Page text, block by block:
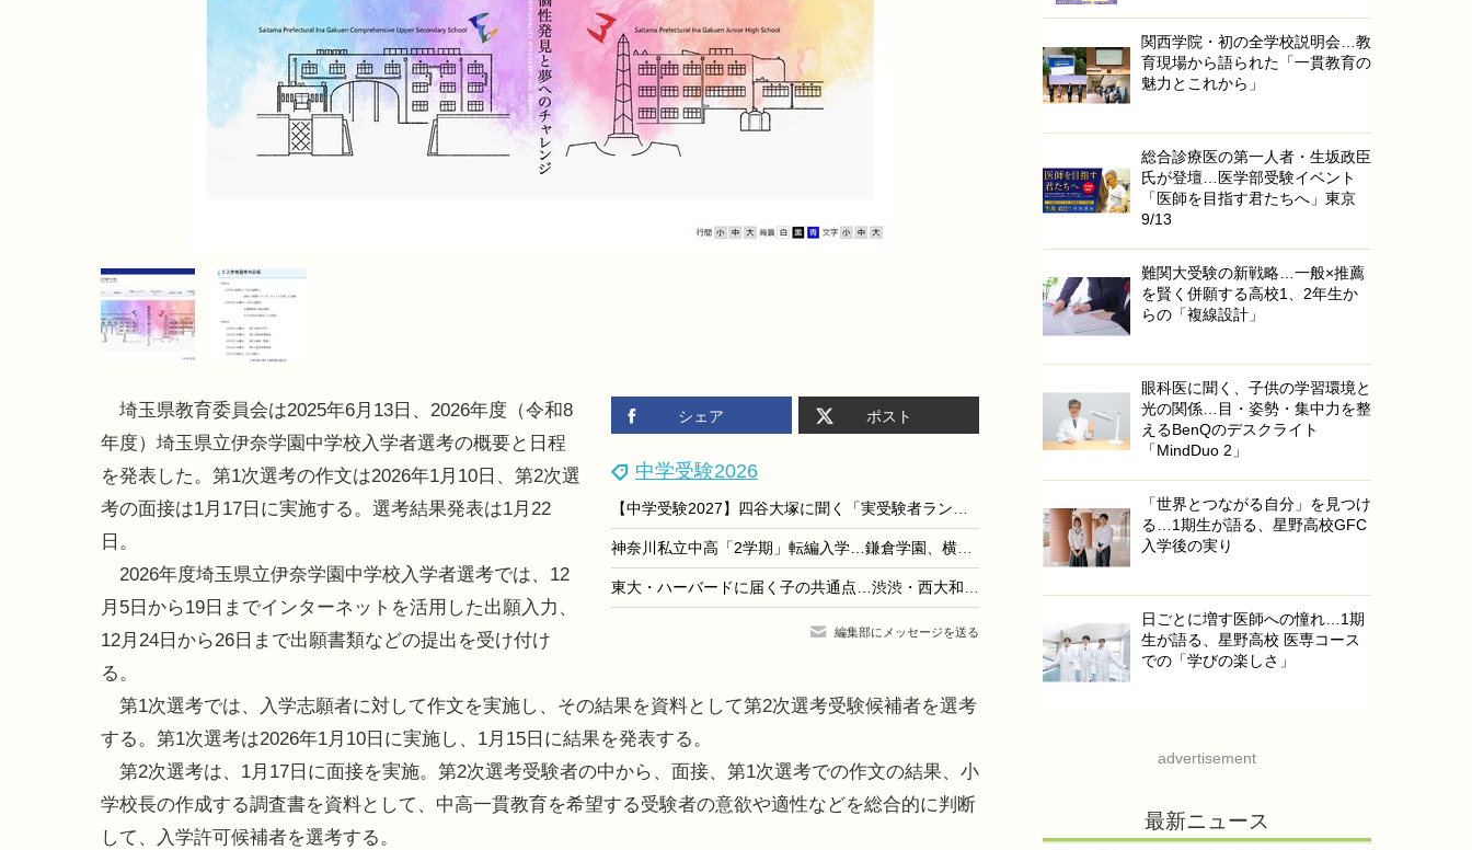
シェア ポスト
中学受験2026
【中学受験2027】四谷大塚に聞く「実受験者ランキング」にみる学校選びの新潮流
神奈川私立中高「2学期」転編入学…鎌倉学園、横浜女学院など71校
東大・ハーバードに届く子の共通点…渋渋・西大和学園校長が語る「非認知スキル」が伸びる環境とは
編集部にメッセージを送る
埼玉県教育委員会は2025年6月13日、2026年度（令和8
年度）埼玉県立伊奈学園中学校入学者選考の概要と日程
を発表した。第1次選考の作文は2026年1月10日、第2次選
考の面接は1月17日に実施する。選考結果発表は1月22
日。
2026年度埼玉県立伊奈学園中学校入学者選考では、12
月5日から19日までインターネットを活用した出願入力、
12月24日から26日まで出願書類などの提出を受け付け
る。
第1次選考では、入学志願者に対して作文を実施し、その結果を資料として第2次選考受験候補者を選考
する。第1次選考は2026年1月10日に実施し、1月15日に結果を発表する。
第2次選考は、1月17日に面接を実施。第2次選考受験者の中から、面接、第1次選考での作文の結果、小
学校長の作成する調査書を資料として、中高一貫教育を希望する受験者の意欲や適性などを総合的に判断
して、入学許可候補者を選考する。
関西学院・初の全学校説明会…教
育現場から語られた「一貫教育の
魅力とこれから」
総合診療医の第一人者・生坂政臣
氏が登壇…医学部受験イベント
「医師を目指す君たちへ」東京
9/13
難関大受験の新戦略…一般×推薦
を賢く併願する高校1、2年生か
らの「複線設計」
眼科医に聞く、子供の学習環境と
光の関係…目・姿勢・集中力を整
えるBenQのデスクライト
「MindDuo 2」
「世界とつながる自分」を見つけ
る…1期生が語る、星野高校GFC
入学後の実り
日ごとに増す医師への憧れ…1期
生が語る、星野高校 医専コース
での「学びの楽しさ」
advertisement
最新ニュース